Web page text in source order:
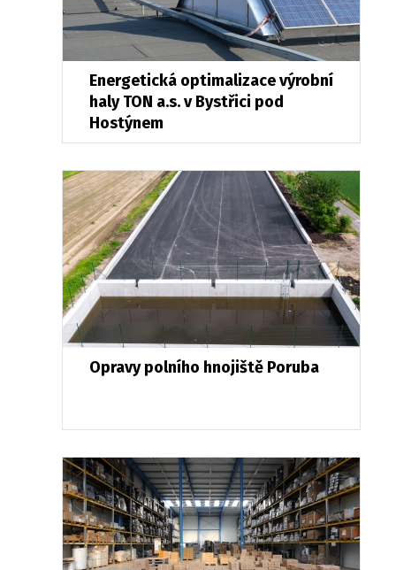
Energetická optimalizace výrobní
haly TON a.s. v Bystřici pod
Hostýnem
Opravy polního hnojiště Poruba